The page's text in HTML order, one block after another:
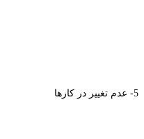
5- عدم تغییر در کارها